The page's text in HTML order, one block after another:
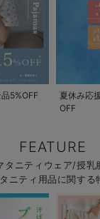
5%OFF
夏休み応
OFF
FEATURE
タニティウェア/授乳
ニティ用品に関する